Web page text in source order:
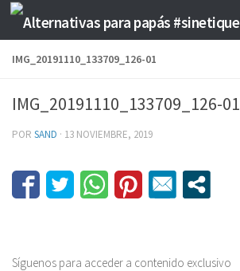
Saltar al contenido
IMG_20191110_133709_126-01
IMG_20191110_133709_126-01
POR SAND · 13 NOVIEMBRE, 2019
Síguenos para acceder a contenido exclusivo